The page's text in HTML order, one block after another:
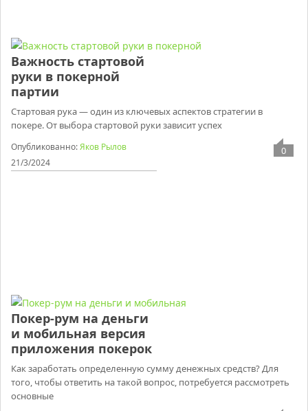
Важность стартовой
руки в покерной
партии
Стартовая рука — один из ключевых аспектов стратегии в
покере. От выбора стартовой руки зависит успех
Опубликованно:Яков Рылов
21/3/2024
0
Покер-рум на деньги
и мобильная версия
приложения покерок
Как заработать определенную сумму денежных средств? Для
того, чтобы ответить на такой вопрос, потребуется рассмотреть
основные